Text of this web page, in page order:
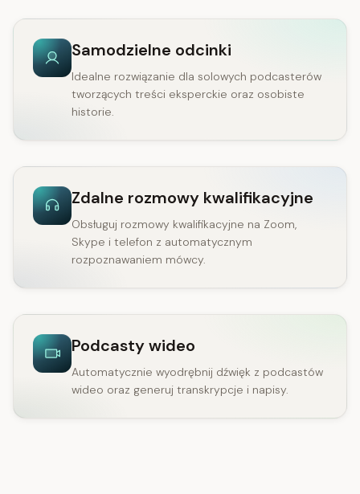
Samodzielne odcinki
Idealne rozwiązanie dla solowych podcasterów
tworzących treści eksperckie oraz osobiste
historie.
Zdalne rozmowy kwalifikacyjne
Obsługuj rozmowy kwalifikacyjne na Zoom,
Skype i telefon z automatycznym
rozpoznawaniem mówcy.
Podcasty wideo
Automatycznie wyodrębnij dźwięk z podcastów
wideo oraz generuj transkrypcje i napisy.